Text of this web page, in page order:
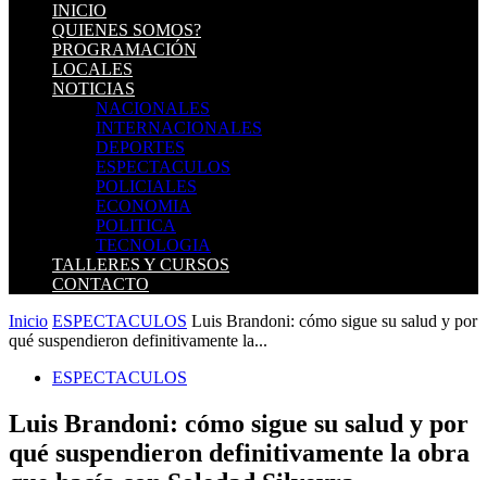
INICIO
QUIENES SOMOS?
PROGRAMACIÓN
LOCALES
NOTICIAS
NACIONALES
INTERNACIONALES
DEPORTES
ESPECTACULOS
POLICIALES
ECONOMIA
POLITICA
TECNOLOGIA
TALLERES Y CURSOS
CONTACTO
Inicio ESPECTACULOS Luis Brandoni: cómo sigue su salud y por
qué suspendieron definitivamente la...
ESPECTACULOS
Luis Brandoni: cómo sigue su salud y por
qué suspendieron definitivamente la obra